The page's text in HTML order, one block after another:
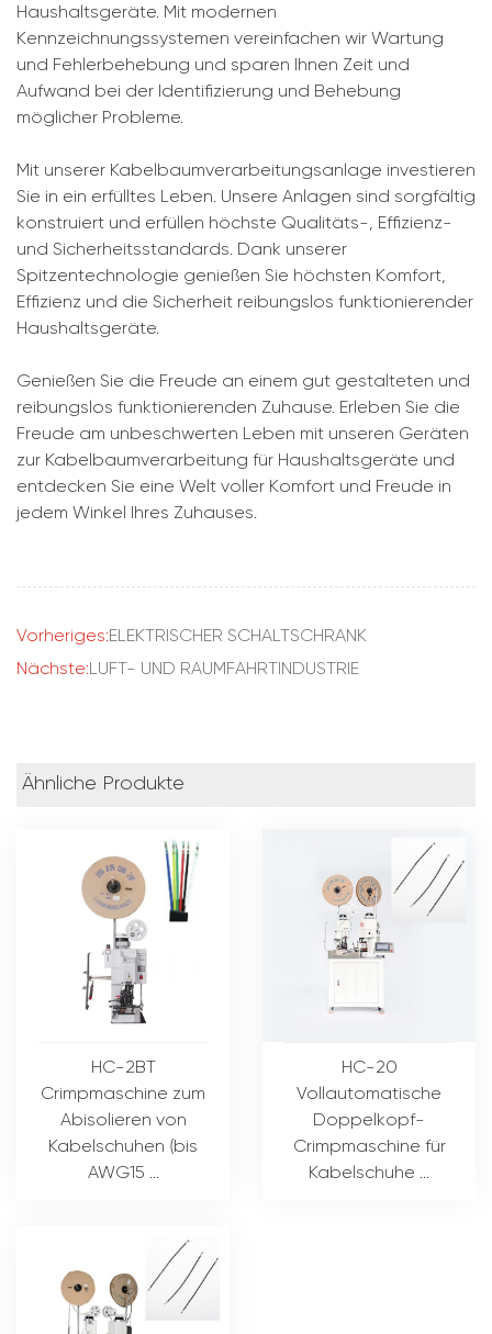
Haushaltsgeräte. Mit modernen
Kennzeichnungssystemen vereinfachen wir Wartung
und Fehlerbehebung und sparen Ihnen Zeit und
Aufwand bei der Identifizierung und Behebung
möglicher Probleme.
Mit unserer Kabelbaumverarbeitungsanlage investieren
Sie in ein erfülltes Leben. Unsere Anlagen sind sorgfältig
konstruiert und erfüllen höchste Qualitäts-, Effizienz-
und Sicherheitsstandards. Dank unserer
Spitzentechnologie genießen Sie höchsten Komfort,
Effizienz und die Sicherheit reibungslos funktionierender
Haushaltsgeräte.
Genießen Sie die Freude an einem gut gestalteten und
reibungslos funktionierenden Zuhause. Erleben Sie die
Freude am unbeschwerten Leben mit unseren Geräten
zur Kabelbaumverarbeitung für Haushaltsgeräte und
entdecken Sie eine Welt voller Komfort und Freude in
jedem Winkel Ihres Zuhauses.
Vorheriges:ELEKTRISCHER SCHALTSCHRANK
Nächste:LUFT- UND RAUMFAHRTINDUSTRIE
Ähnliche Produkte
HC-2BT
Crimpmaschine zum
Abisolieren von
Kabelschuhen (bis
AWG15 ...
HC-20
Vollautomatische
Doppelkopf-
Crimpmaschine für
Kabelschuhe ...